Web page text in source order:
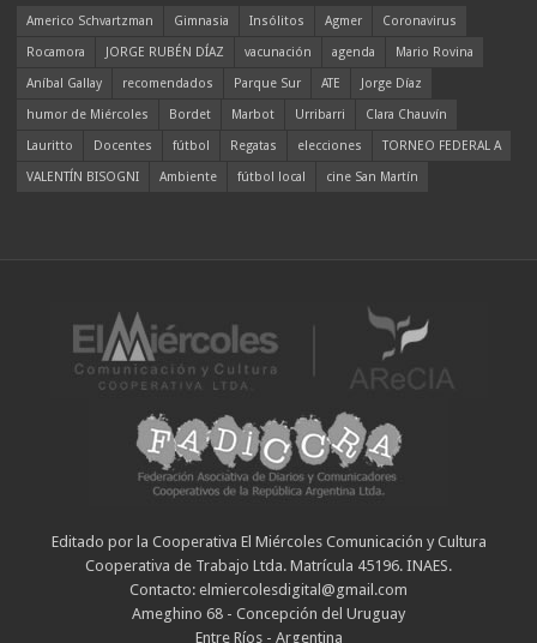
Americo Schvartzman Gimnasia Insólitos Agmer
Coronavirus
Rocamora
JORGE RUBÉN DÍAZ vacunación agenda
Mario Rovina
Aníbal Gallay
recomendados Parque Sur ATE
Jorge Díaz
humor de Miércoles
Bordet Marbot Urribarri
Clara Chauvín
Lauritto
Docentes fútbol Regatas elecciones
TORNEO FEDERAL A
VALENTÍN BISOGNI
Ambiente fútbol local cine San Martín
Editado por la Cooperativa El Miércoles Comunicación y Cultura
Cooperativa de Trabajo Ltda. Matrícula 45196. INAES.
Contacto: elmiercolesdigital@gmail.com
Ameghino 68 - Concepción del Uruguay
Entre Ríos - Argentina